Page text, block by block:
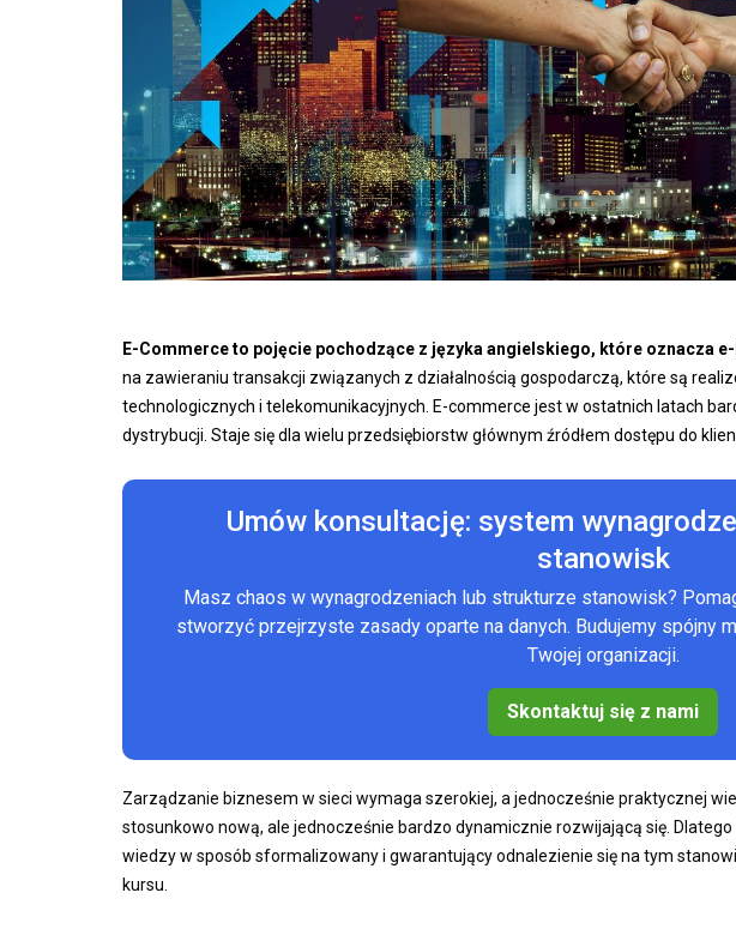
E-Commerce to pojęcie pochodzące z języka angielskiego, które oznacza
na zawieraniu transakcji związanych z działalnością gospodarczą, które są
technologicznych i telekomunikacyjnych. E-commerce jest w ostatnich latach
dystrybucji. Staje się dla wielu przedsiębiorstw głównym źródłem dostępu do
Umów konsultację: system
stanowisk
Masz chaos w wynagrodzeniach lub strukturze stanowisk?
stworzyć przejrzyste zasady oparte na danych. Budujemy spójny
Twojej organizacji.
Skontaktuj się z nami
Zarządzanie biznesem w sieci wymaga szerokiej, a jednocześnie praktycznej
stosunkowo nową, ale jednocześnie bardzo dynamicznie rozwijającą się.
wiedzy w sposób sformalizowany i gwarantujący odnalezienie się na tym
kursu.